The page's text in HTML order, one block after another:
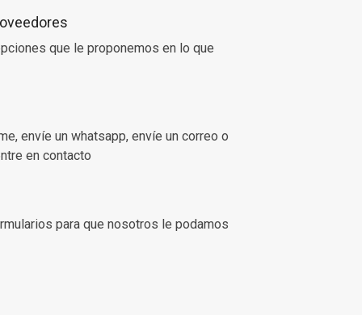
que le proponemos en lo que
envíe un whatsapp, envíe un correo o
en contacto
para que nosotros le podamos